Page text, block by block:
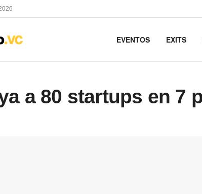
EVENTOS EXITS
a 80 startups en 7